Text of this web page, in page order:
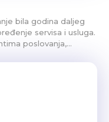
bila godina daljeg
servisa i usluga.
poslovanja,...